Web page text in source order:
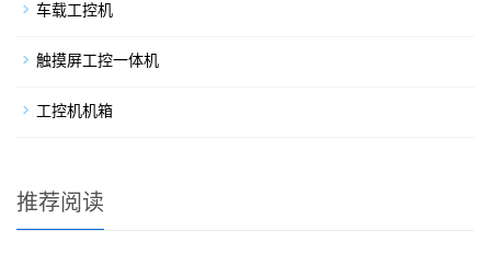
车载工控机
触摸屏工控一体机
工控机机箱
推荐阅读